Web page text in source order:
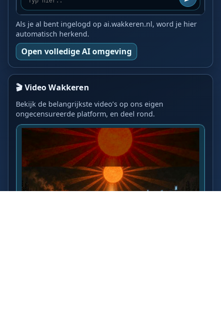
Als je al bent ingelogd op ai.wakkeren.nl, word je hier
automatisch herkend.
Open volledige AI omgeving
🎬 Video Wakkeren
Bekijk de belangrijkste video’s op ons eigen
ongecensureerde platform, en deel rond.